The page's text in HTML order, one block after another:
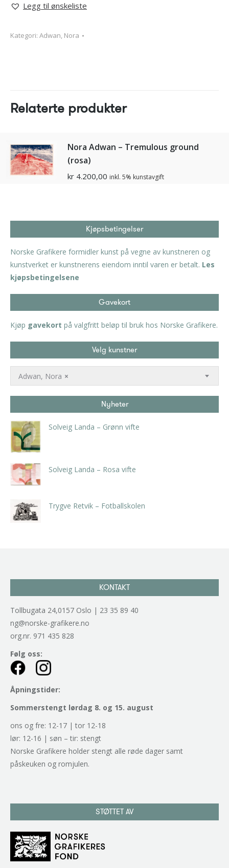
Legg til ønskeliste
Kategori: Adwan, Nora
Relaterte produkter
Nora Adwan – Tremulous ground
(rosa)
kr 4.200,00 inkl. 5% kunstavgift
Kjøpsbetingelser
Norske Grafikere formidler kunst på vegne av kunstneren og
kunstverket er kunstnerens eiendom inntil varen er betalt. Les
kjøpsbetingelsene
Gavekort
Kjøp gavekort på valgfritt beløp til bruk hos Norske Grafikere.
Velg kunstner
×
Adwan, Nora
Nyheter
Solveig Landa – Grønn vifte
Solveig Landa – Rosa vifte
Trygve Retvik – Fotballskolen
KONTAKT
Tollbugata 24,0157 Oslo | 23 35 89 40
ng@norske-grafikere.no
org.nr. 971 435 828
Følg oss:
Åpningstider:
Sommerstengt lørdag 8. og 15. august
ons og fre: 12-17 | tor 12-18
lør: 12-16 | søn – tir: stengt
Norske Grafikere holder stengt alle røde dager samt
påskeuken og romjulen.
STØTTET AV